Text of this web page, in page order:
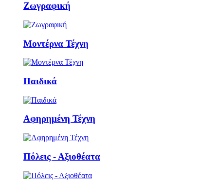
Ζωγραφική
Μοντέρνα Τέχνη
Παιδικά
Αφηρημένη Τέχνη
Πόλεις - Αξιοθέατα